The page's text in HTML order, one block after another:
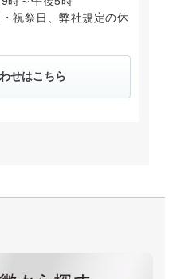
祝祭日、弊社規定の休
せはこちら